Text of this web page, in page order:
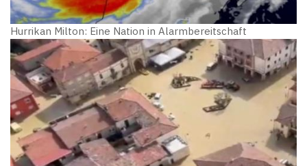
Hurrikan Milton: Eine Nation in Alarmbereitschaft